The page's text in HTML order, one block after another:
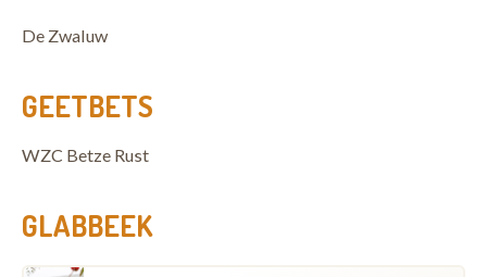
De Zwaluw
GEETBETS
WZC Betze Rust
GLABBEEK